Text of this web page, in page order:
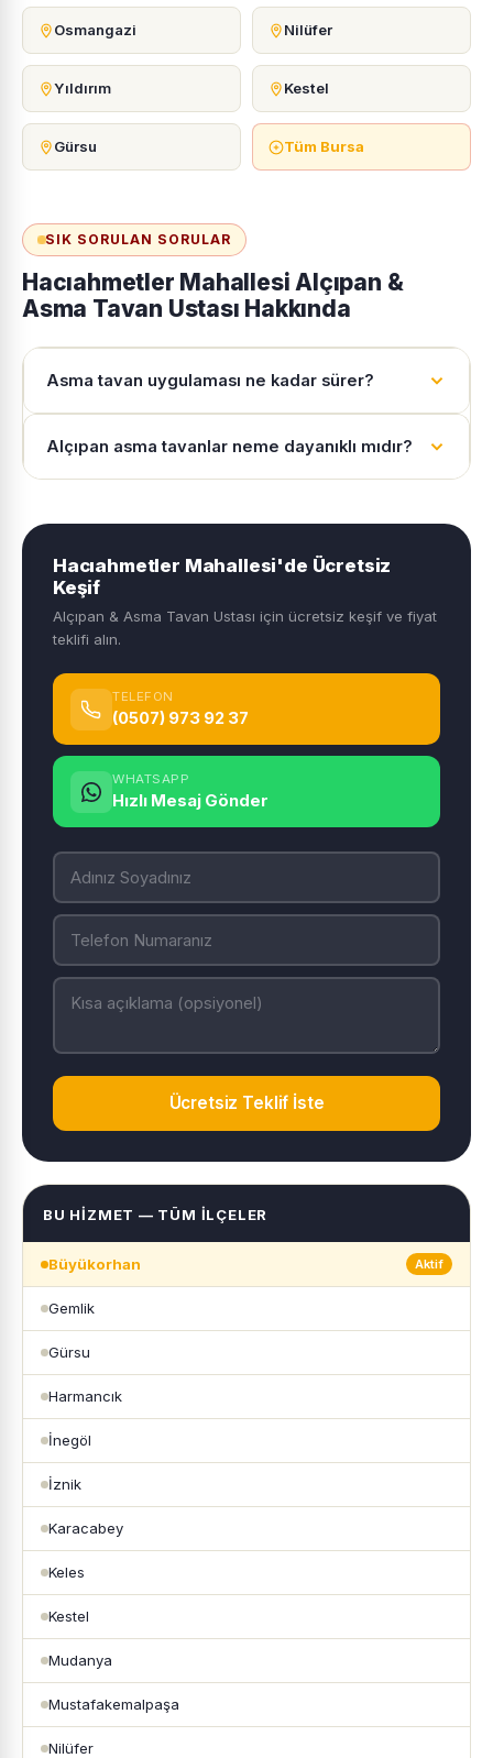
Osmangazi Nilüfer
Yıldırım Kestel
Gürsu Tüm Bursa
SIK SORULAN SORULAR
Hacıahmetler Mahallesi Alçıpan &
Asma Tavan Ustası Hakkında
Asma tavan uygulaması ne kadar sürer?
Alçıpan asma tavanlar neme dayanıklı mıdır?
Hacıahmetler Mahallesi'de Ücretsiz
Keşif
Alçıpan & Asma Tavan Ustası için ücretsiz keşif ve fiyat
teklifi alın.
TELEFON
(0507) 973 92 37
WHATSAPP
Hızlı Mesaj Gönder
Ücretsiz Teklif İste
BU HIZMET — TÜM İLÇELER
Büyükorhan Aktif
Gemlik
Gürsu
Harmancık
İnegöl
İznik
Karacabey
Keles
Kestel
Mudanya
Mustafakemalpaşa
Nilüfer